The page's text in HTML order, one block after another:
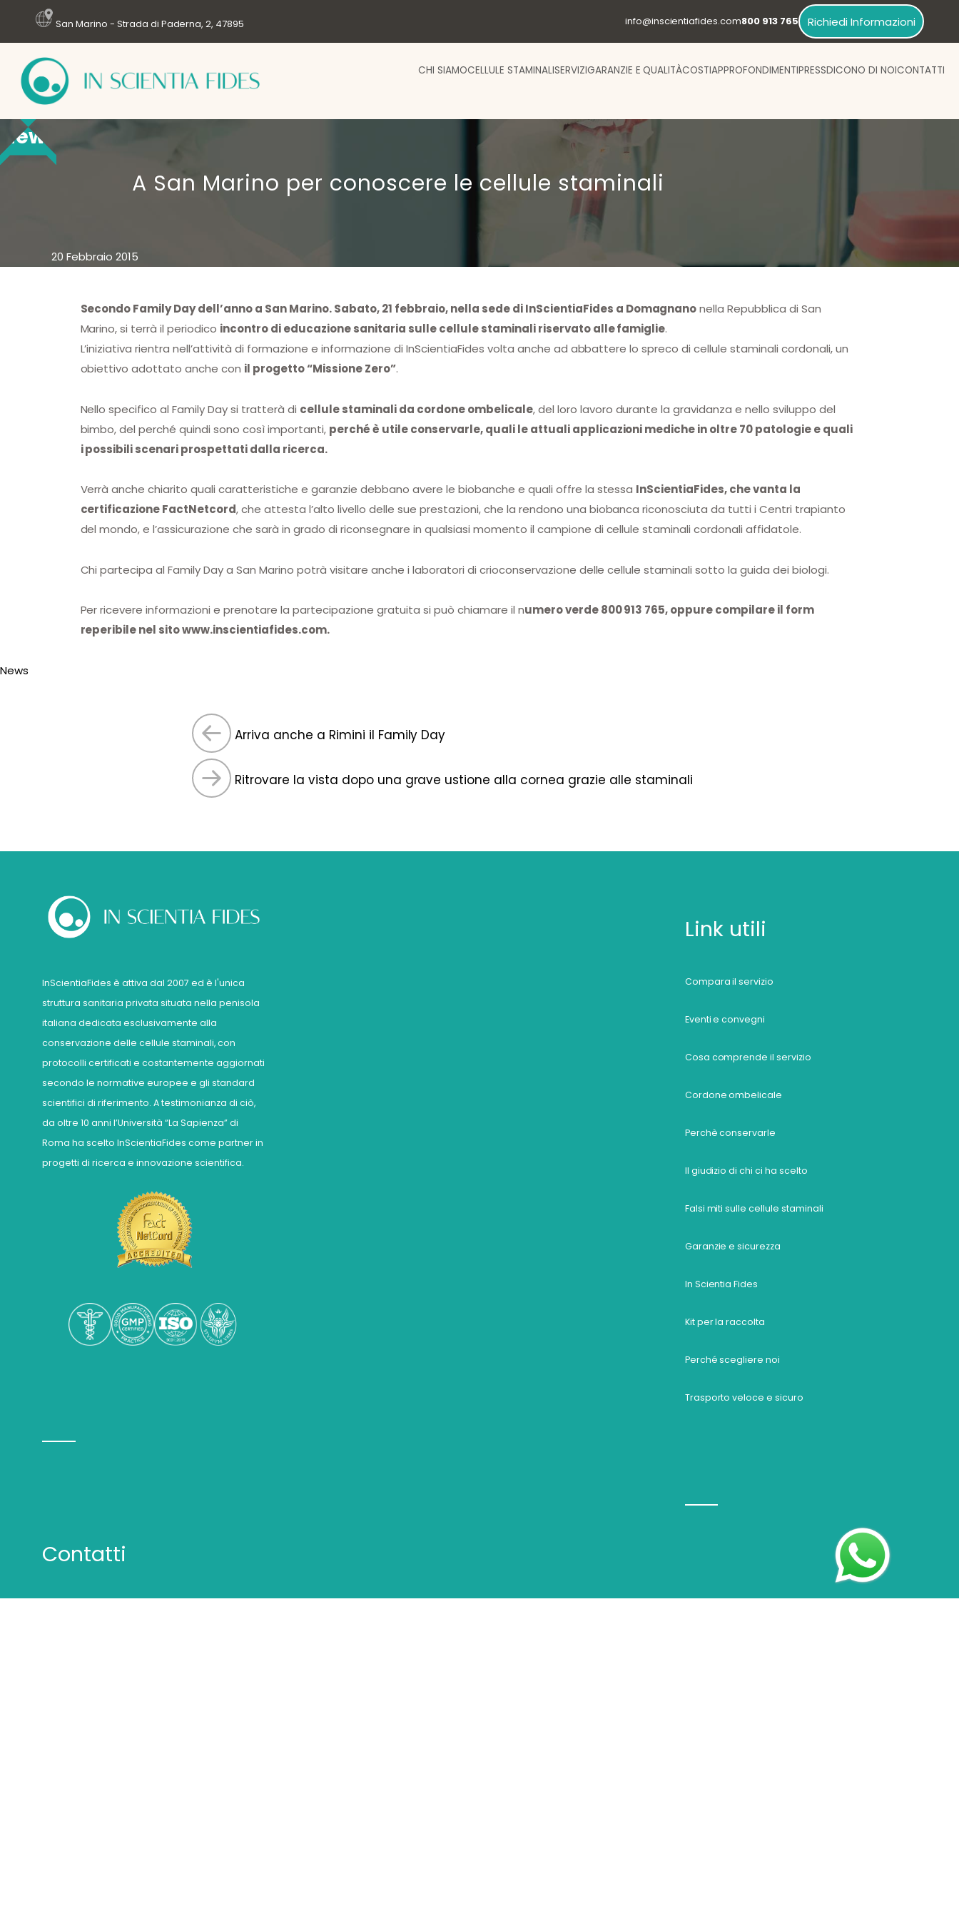
San Marino - Strada di Paderna, 2, 47895 info@inscientiafides.com800 913 765 Richiedi Informazioni
CHI SIAMOCELLULE STAMINALISERVIZIGARANZIE E QUALITÀCOSTIAPPROFONDIMENTIPRESSDICONO DI NOICONTATTI
A San Marino per conoscere le cellule staminali
20 Febbraio 2015
News
Secondo Family Day dell’anno a San Marino. Sabato, 21 febbraio, nella sede di InScientiaFides a Domagnanonella Repubblica di San
Marino, si terrà il periodico incontro di educazione sanitaria sulle cellule staminali riservato alle famiglie.
L’iniziativa rientra nell’attività di formazione e informazione di InScientiaFides volta anche ad abbattere lo spreco di cellule staminali cordonali, un
obiettivo adottato anche con il progetto “Missione Zero”.
Nello specifico al Family Day si tratterà di cellule staminali da cordone ombelicale, del loro lavoro durante la gravidanza e nello sviluppo del
bimbo, del perché quindi sono così importanti, perché è utile conservarle, quali le attuali applicazioni mediche in oltre 70 patologie e quali
i possibili scenari prospettati dalla ricerca.
Verrà anche chiarito quali caratteristiche e garanzie debbano avere le biobanche e quali offre la stessa InScientiaFides, che vanta la
certificazione FactNetcord, che attesta l’alto livello delle sue prestazioni, che la rendono una biobanca riconosciuta da tutti i Centri trapianto
del mondo, e l’assicurazione che sarà in grado di riconsegnare in qualsiasi momento il campione di cellule staminali cordonali affidatole.
Chi partecipa al Family Day a San Marino potrà visitare anche i laboratori di crioconservazione delle cellule staminali sotto la guida dei biologi.
Per ricevere informazioni e prenotare la partecipazione gratuita si può chiamare il numero verde 800 913 765, oppure compilare il form
reperibile nel sito www.inscientiafides.com.
News
Arriva anche a Rimini il Family Day
Ritrovare la vista dopo una grave ustione alla cornea grazie alle staminali
InScientiaFides è attiva dal 2007 ed è l'unica
struttura sanitaria privata situata nella penisola
italiana dedicata esclusivamente alla
conservazione delle cellule staminali, con
protocolli certificati e costantemente aggiornati
secondo le normative europee e gli standard
scientifici di riferimento. A testimonianza di ciò,
da oltre 10 anni l’Università “La Sapienza” di
Roma ha scelto InScientiaFides come partner in
progetti di ricerca e innovazione scientifica.
Contatti
Link utili
Compara il servizio
Eventi e convegni
Cosa comprende il servizio
Cordone ombelicale
Perchè conservarle
Il giudizio di chi ci ha scelto
Falsi miti sulle cellule staminali
Garanzie e sicurezza
In Scientia Fides
Kit per la raccolta
Perché scegliere noi
Trasporto veloce e sicuro